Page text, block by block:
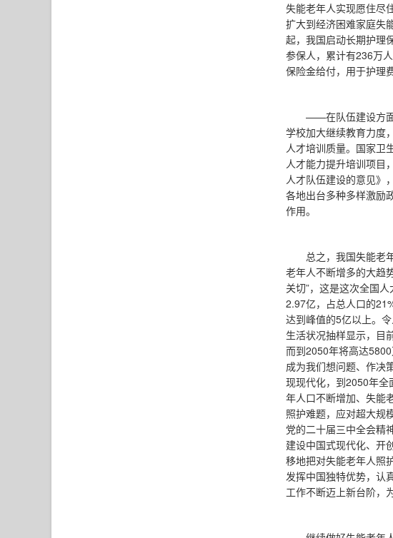
失能老年人实现愿住尽
扩大到经济困难家庭失
起，我国启动长期护理
参保人，累计有236万
保险金给付，用于护理
——在队伍建设方面
学校加大继续教育力度
人才培训质量。国家卫
人才能力提升培训项目
人才队伍建设的意见》
各地出台多种多样激励
作用。
总之，我国失能老
老年人不断增多的大趋
关切”，这是这次全国
2.97亿，占总人口的
达到峰值的5亿以上。
生活状况抽样显示，目
而到2050年将高达
成为我们想问题、作决
现现代化，到2050年全
年人口不断增加、失能
照护难题，应对超大规
党的二十届三中全会精
建设中国式现代化、开
移地把对失能老年人照
发挥中国独特优势，认
工作不断迈上新台阶，